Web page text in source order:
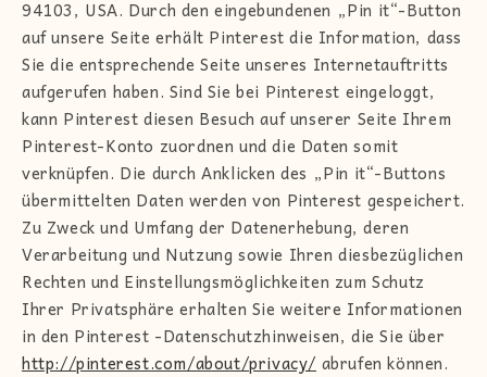
94103, USA. Durch den eingebundenen „Pin it“-Button
auf unsere Seite erhält Pinterest die Information, dass
Sie die entsprechende Seite unseres Internetauftritts
aufgerufen haben. Sind Sie bei Pinterest eingeloggt,
kann Pinterest diesen Besuch auf unserer Seite Ihrem
Pinterest-Konto zuordnen und die Daten somit
verknüpfen. Die durch Anklicken des „Pin it“-Buttons
übermittelten Daten werden von Pinterest gespeichert.
Zu Zweck und Umfang der Datenerhebung, deren
Verarbeitung und Nutzung sowie Ihren diesbezüglichen
Rechten und Einstellungsmöglichkeiten zum Schutz
Ihrer Privatsphäre erhalten Sie weitere Informationen
in den Pinterest -Datenschutzhinweisen, die Sie über
http://pinterest.com/about/privacy/ abrufen können.